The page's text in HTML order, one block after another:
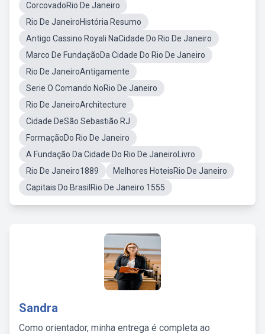
CorcovadoRio De Janeiro
Rio De JaneiroHistória Resumo
Antigo Cassino Royali NaCidade Do Rio De Janeiro
Marco De FundaçãoDa Cidade Do Rio De Janeiro
Rio De JaneiroAntigamente
Serie O Comando NoRio De Janeiro
Rio De JaneiroArchitecture
Cidade DeSão Sebastião RJ
FormaçãoDo Rio De Janeiro
A Fundação Da Cidade Do Rio De JaneiroLivro
Rio De Janeiro1889
Melhores HoteisRio De Janeiro
Capitais Do BrasilRio De Janeiro 1555
Sandra
Como orientador, minha entrega é completa ao